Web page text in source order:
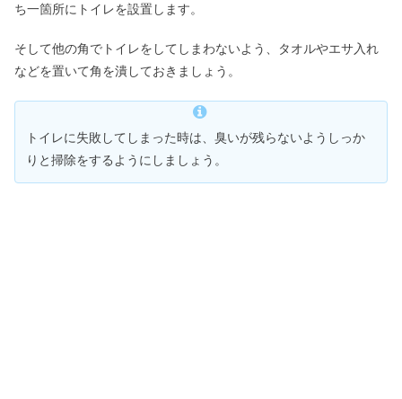
ち一箇所にトイレを設置します。
そして他の角でトイレをしてしまわないよう、タオルやエサ入れ
などを置いて角を潰しておきましょう。
トイレに失敗してしまった時は、臭いが残らないようしっか
りと掃除をするようにしましょう。